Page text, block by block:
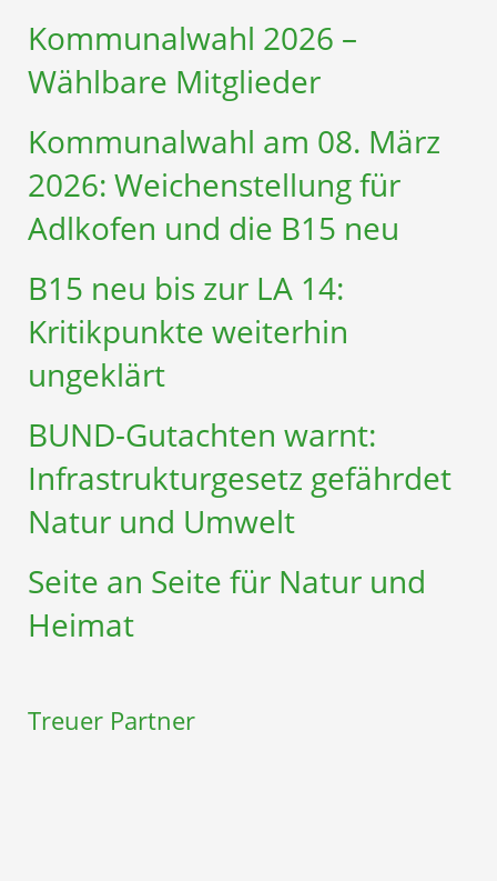
Kommunalwahl 2026 –
Wählbare Mitglieder
Kommunalwahl am 08. März
2026: Weichenstellung für
Adlkofen und die B15 neu
B15 neu bis zur LA 14:
Kritikpunkte weiterhin
ungeklärt
BUND-Gutachten warnt:
Infrastruktur­gesetz gefährdet
Natur und Umwelt
Seite an Seite für Natur und
Heimat
Treuer Partner